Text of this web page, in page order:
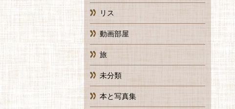
リス
動画部屋
旅
未分類
本と写真集